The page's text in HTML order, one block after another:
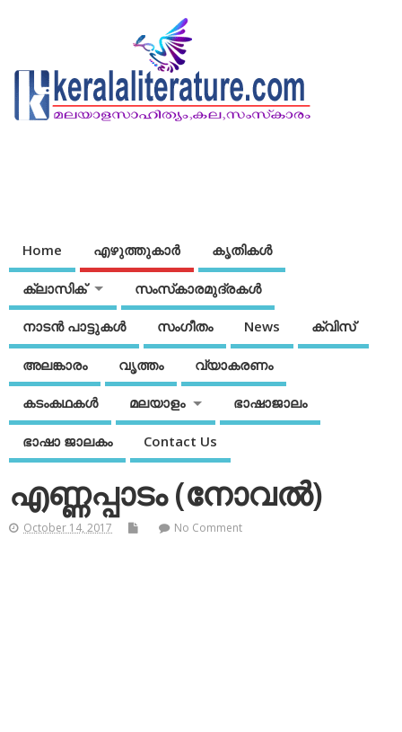
Home എഴുത്തുകാര്‍ കൃതികൾ
ക്ലാസിക് സംസ്‌കാരമുദ്രകള്‍
നാടന്‍ പാട്ടുകള്‍ സംഗീതം News ക്വിസ്
അലങ്കാരം വൃത്തം വ്യാകരണം
കടംകഥകള്‍ മലയാളം ഭാഷാജാലം
ഭാഷാ ജാലകം Contact Us
എണ്ണപ്പാടം (നോവല്‍)
October 14, 2017 No Comment